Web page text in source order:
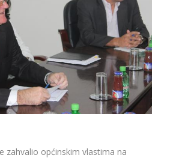
zahvalio općinskim vlastima na